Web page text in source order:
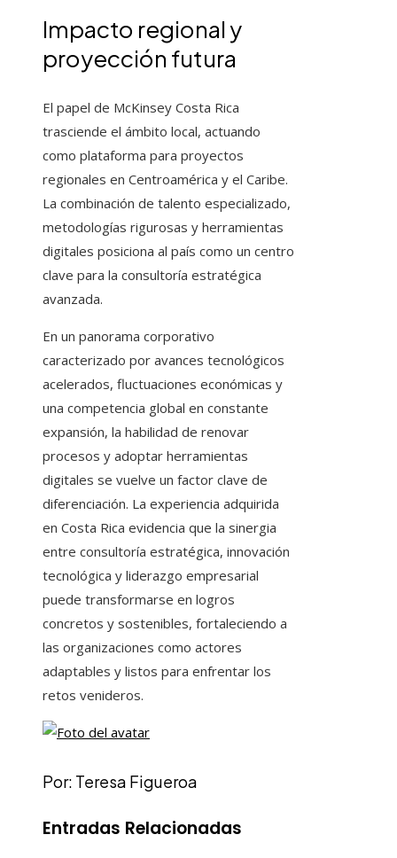
Impacto regional y
proyección futura
El papel de McKinsey Costa Rica
trasciende el ámbito local, actuando
como plataforma para proyectos
regionales en Centroamérica y el Caribe.
La combinación de talento especializado,
metodologías rigurosas y herramientas
digitales posiciona al país como un centro
clave para la consultoría estratégica
avanzada.
En un panorama corporativo
caracterizado por avances tecnológicos
acelerados, fluctuaciones económicas y
una competencia global en constante
expansión, la habilidad de renovar
procesos y adoptar herramientas
digitales se vuelve un factor clave de
diferenciación. La experiencia adquirida
en Costa Rica evidencia que la sinergia
entre consultoría estratégica, innovación
tecnológica y liderazgo empresarial
puede transformarse en logros
concretos y sostenibles, fortaleciendo a
las organizaciones como actores
adaptables y listos para enfrentar los
retos venideros.
Por: Teresa Figueroa
Entradas Relacionadas